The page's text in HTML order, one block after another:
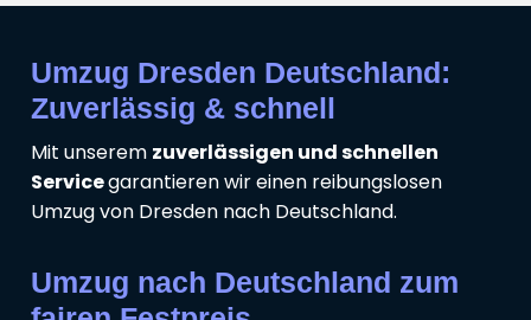
Umzug Dresden Deutschland:
Zuverlässig & schnell
Mit unserem zuverlässigen und schnellen
Servicegarantieren wir einen reibungslosen
Umzug von Dresden nach Deutschland.
Umzug nach Deutschland zum